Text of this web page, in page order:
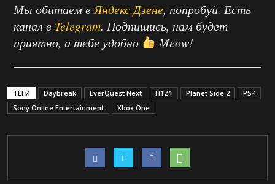
Мы обитаем в Яндекс.Дзене, попробуй. Есть
канал в Telegram. Подпишись, нам будет
приятно, а тебе удобно
Meow!
ТЕГИ Daybreak EverQuest Next H1Z1 Planet Side 2
PS4
Sony Online Entertainment
Xbox One